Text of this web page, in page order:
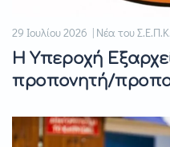
29 Ιουλίου 2026 | Νέα του Σ.Ε.Π.Κ.
Η Υπεροχή
προπονητή/